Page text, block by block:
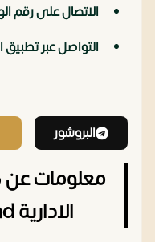
الاتصال على رقم
التواصل عبر
البروشور
معلومات عن
الادارية rivan compound